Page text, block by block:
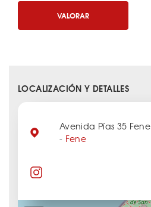
VALORAR
LOCALIZACIÓN Y DETALLES
Avenida Pías 35 Fene
- Fene